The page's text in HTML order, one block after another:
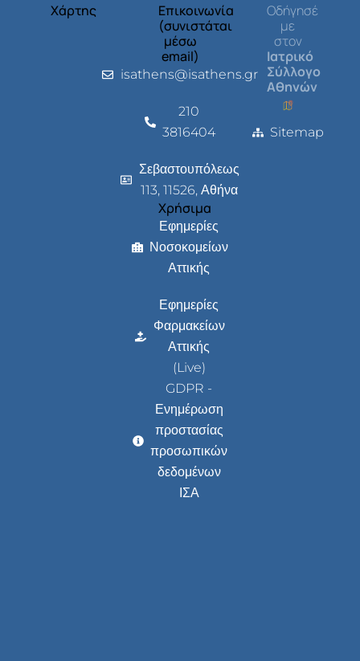
Χάρτης
Επικοινωνία
(συνιστάται
μέσω
email)
isathens@isathens.gr
210
3816404
Σεβαστουπόλεως
113, 11526, Αθήνα
Χρήσιμα
Εφημερίες
Νοσοκομείων
Αττικής
Εφημερίες
Φαρμακείων
Αττικής
(Live)
GDPR -
Ενημέρωση
προστασίας
προσωπικών
δεδομένων
ΙΣΑ
Οδήγησέ
με
στον
Ιατρικό
Σύλλογο
Αθηνών
Sitemap